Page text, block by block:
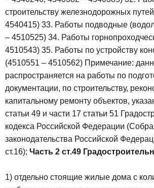
строительству железнодорожных
4540415) 33. Работы подводные
– 4510525) 34. Работы
4510543) 35. Работы по устройству
(4510551 – 4510562) Примечание:
распространяется на работы по
документации, по строительству,
капитальному ремонту объектов,
статьи 49 и части 17 статьи 51
кодекса Российской Федерации
законодательства Российской
ст.16); Часть 2 ст.49
1) отдельно стоящие жилые дома с